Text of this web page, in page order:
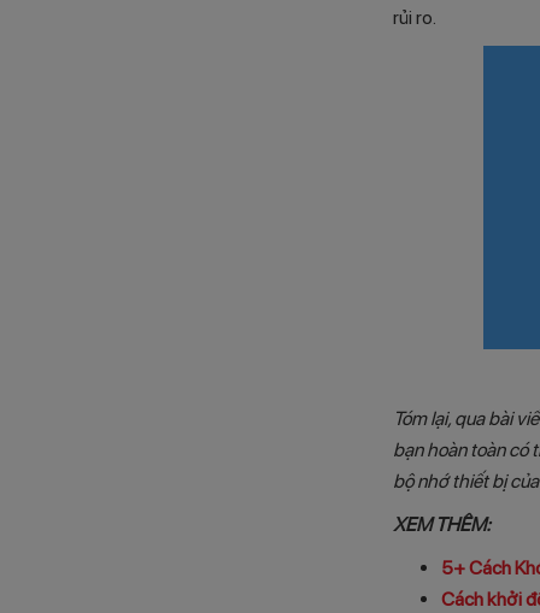
rủi ro.
Tóm lại, qua bài
bạn hoàn toàn có
bộ nhớ thiết bị
XEM THÊM:
5+ Cách
Cách khởi